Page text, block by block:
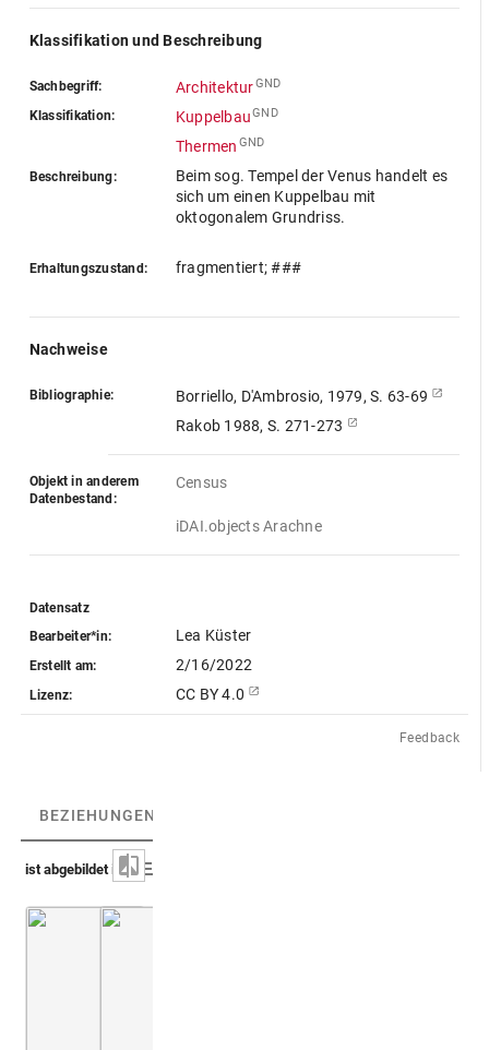
Klassifikation und Beschreibung
Sachbegriff: ArchitekturGND
Klassifikation: KuppelbauGND
Thermen GND
Beschreibung:
Beim sog. Tempel der Venus handelt es
sich um einen Kuppelbau mit
oktogonalem Grundriss.
Erhaltungszustand: fragmentiert; ###
Nachweise
Bibliographie:
Borriello, D'Ambrosio, 1979, S. 63-69
Rakob 1988, S. 271-273
Objekt in anderem
Datenbestand:
Census
iDAI.objects Arachne
Datensatz
Bearbeiter*in:
Lea Küster
Erstellt am: 2/16/2022
Lizenz: CC BY 4.0
Feedback
BEZIEHUNGEN
ist abgebildet in